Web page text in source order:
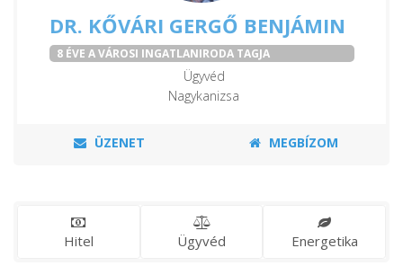
DR. KŐVÁRI GERGŐ BENJÁMIN
8 ÉVE A VÁROSI INGATLANIRODA TAGJA
Ügyvéd
Nagykanizsa
ÜZENET MEGBÍZOM
Hitel Ügyvéd Energetika